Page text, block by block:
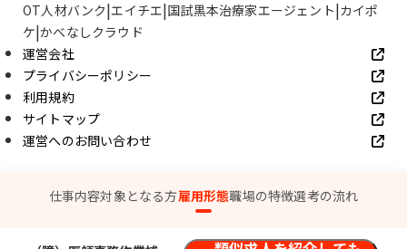
仕事内容対象となる方雇用形態職場の特徴選考の流れ
OT人材バンク エイチエ 国試黒本治療家エージェント カイポ
ケ かべなしクラウド
運営会社
プライバシーポリシー
利用規約
サイトマップ
運営へのお問い合わせ